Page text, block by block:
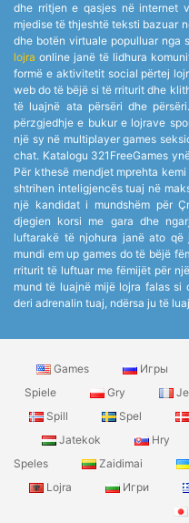
dhe rritjen e qasjes në internet
mjedise të thjeshtë teksti bazuar
dhe botën virtuale populluar nga
lojra online janë të lidhura
formë e aktivitetit social përtej
web do të bëjë si të rriturit dhe
të luajnë ata përsëri dhe
përzgjedhje e bukur e lojrave
një sy në multiplayer games
chat. Katalogu 321FreeGames
Për kthesë mendjet mprehta
shtrihen inteligjencës tuaj në
një kandidat i mundshëm për
djegien korsi me gara dhe
luftarakë të njohura janë ato
mundi em up games do të bëjë
rriturit të luftuar me fëmijët për
mund të luajnë mijë lojra falas si
deri adrenalin tuaj, ndërsa ju të
Games Игры
Spiele
Gry
Spill
Spel
Jatekok
Hry
Speles
Zaidimai
Lojra
Игри